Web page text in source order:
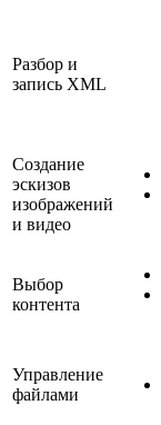
Разбор и
запись XML
Создание
эскизов
изображений
и видео
Выбор
контента
Управление
файлами